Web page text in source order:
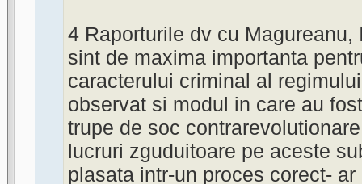
4 Raporturile dv cu
sint de maxima importanta
caracterului criminal al
observat si modul in care au
trupe de soc
lucruri zguduitoare pe aceste
plasata intr-un proces corect-